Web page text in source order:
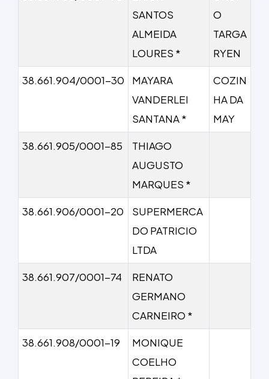
SANTOS
ALMEIDA
LOURES *
O
TARGA
RYEN
38.661.904/0001-30
MAYARA
VANDERLEI
SANTANA *
COZIN
HA DA
MAY
38.661.905/0001-85
THIAGO
AUGUSTO
MARQUES *
38.661.906/0001-20
SUPERMERCA
DO PATRICIO
LTDA
38.661.907/0001-74
RENATO
GERMANO
CARNEIRO *
38.661.908/0001-19
MONIQUE
COELHO